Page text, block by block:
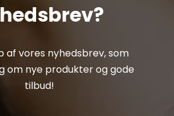
af vores nyhedsbrev, som
nye produkter og gode
tilbud!